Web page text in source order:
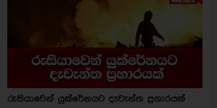
රුසියාවෙන් යුක්රේනයට දැවැන්ත ප්‍රහාරයක්